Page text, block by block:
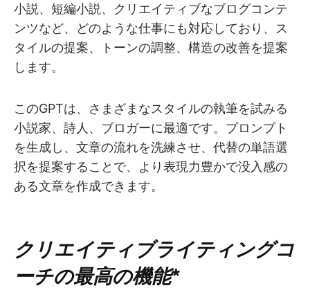
小説、短編小説、クリエイティブなブログコンテ
ンツなど、どのような仕事にも対応しており、ス
タイルの提案、トーンの調整、構造の改善を提案
します。
このGPTは、さまざまなスタイルの執筆を試みる
小説家、詩人、ブロガーに最適です。プロンプト
を生成し、文章の流れを洗練させ、代替の単語選
択を提案することで、より表現力豊かで没入感の
ある文章を作成できます。
クリエイティブライティングコ
ーチの最高の機能*